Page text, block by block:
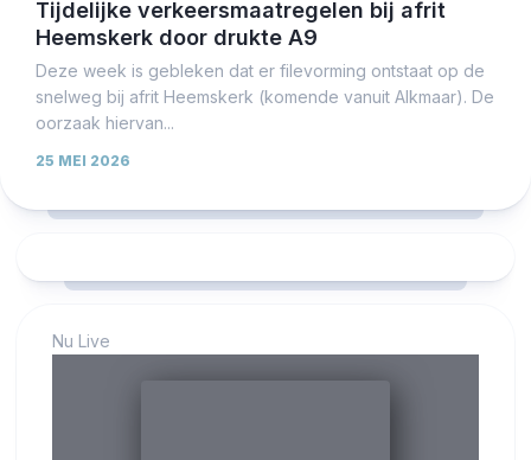
Tijdelijke verkeersmaatregelen bij afrit
Heemskerk door drukte A9
Deze week is gebleken dat er filevorming ontstaat op de
snelweg bij afrit Heemskerk (komende vanuit Alkmaar). De
oorzaak hiervan...
25 MEI 2026
Nu Live